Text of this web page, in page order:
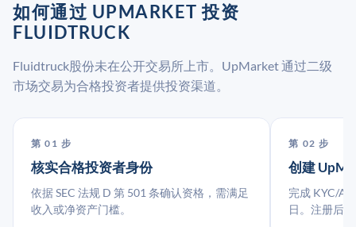
如何通过 UPMARKET 投资
FLUIDTRUCK
Fluidtruck股份未在公开交易所上市。UpMarket 通过二级
市场交易为合格投资者提供投资渠道。
第 01 步
核实合格投资者身份
依据 SEC 法规 D 第 501 条确认资格，需满足
收入或净资产门槛。
第 02 步
创建
完成 KYC/
日。注册后